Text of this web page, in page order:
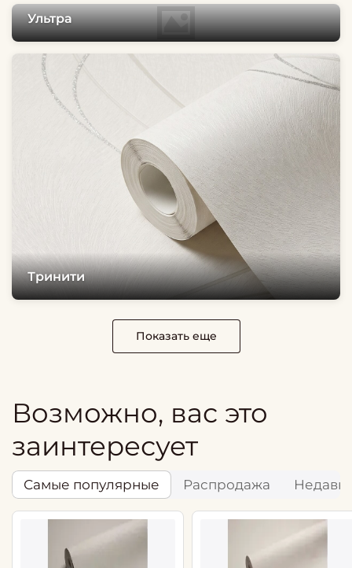
Ультра
Тринити
Показать еще
Возможно, вас это
заинтересует
Самые популярные Распродажа